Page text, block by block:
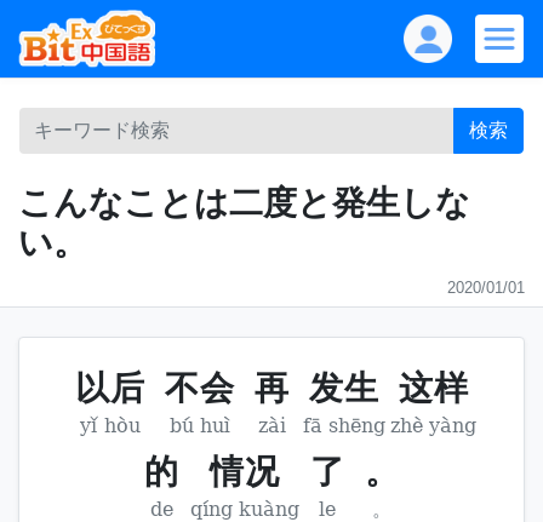
検索
こんなことは二度と発生しな
い。
2020/01/01
以后 不会 再 发生 这样
yǐ hòu bú huì zài fā shēng zhè yàng
的 情况 了 。
de qíng kuàng le 。